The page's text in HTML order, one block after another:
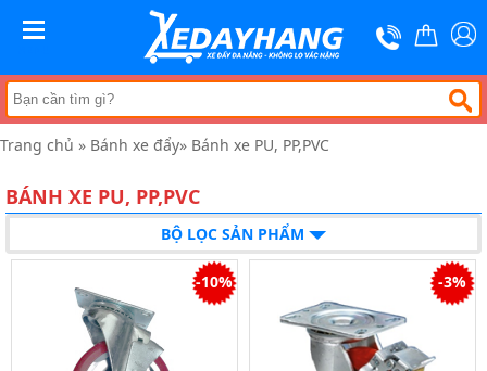
Trang
chủ
Xe
đẩy
hàng
Xe
tay
đẩy
Trang chủ » Bánh xe đẩy» Bánh xe PU, PP,PVC
BÁNH XE PU, PP,PVC
BỘ LỌC SẢN PHẨM
-10% -3%